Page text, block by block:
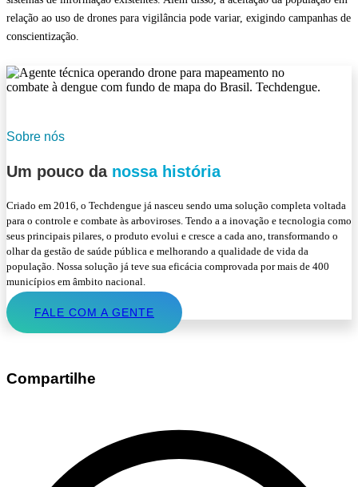
relação ao uso de drones para vigilância pode variar, exigindo campanhas de
conscientização.
Sobre nós
Um pouco danossa história
Criado em 2016, o Techdengue já nasceu sendo uma solução completa voltada
para o controle e combate às arboviroses. Tendo a a inovação e tecnologia como
seus principais pilares, o produto evolui e cresce a cada ano, transformando o
olhar da gestão de saúde pública e melhorando a qualidade de vida da
população. Nossa solução já teve sua eficácia comprovada por mais de 400
municípios em âmbito nacional.
FALE COM A GENTE
Compartilhe